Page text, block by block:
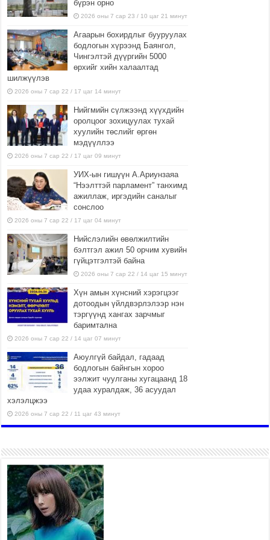
бүрэн орно
2026 оны 7 сар 23 / 10 цаг 21 минут
Агаарын бохирдлыг бууруулах
бодлогын хүрээнд Баянгол,
Чингэлтэй дүүргийн 5000
өрхийг хийн халаалтад
шилжүүлэв
2026 оны 7 сар 22 / 17 цаг 14 минут
Нийгмийн сүлжээнд хүүхдийн
оролцоог зохицуулах тухай
хуулийн төслийг өргөн
мэдүүллээ
2026 оны 7 сар 22 / 17 цаг 09 минут
УИХ-ын гишүүн А.Ариунзаяа
“Нээлттэй парламент” танхимд
ажиллаж, иргэдийн саналыг
сонслоо
2026 оны 7 сар 22 / 17 цаг 04 минут
Нийслэлийн өвөлжилтийн
бэлтгэл ажил 50 орчим хувийн
гүйцэтгэлтэй байна
2026 оны 7 сар 22 / 14 цаг 15 минут
Хүн амын хүнсний хэрэгцээг
дотоодын үйлдвэрлэлээр нэн
тэргүүнд хангах зарчмыг
баримтална
2026 оны 7 сар 22 / 14 цаг 07 минут
Аюулгүй байдал, гадаад
бодлогын байнгын хороо
ээлжит чуулганы хугацаанд 18
удаа хуралдаж, 36 асуудал
хэлэлцжээ
2026 оны 7 сар 22 / 11 цаг 43 минут
боломжтой-Хүүхэд хөгжүүлэх
төв” байгуулах төсөлд төр,
хувийн хэвшлийн түншлэлийн хүрээнд хамтран
ажиллахыг урьж байна
2026 оны 7 сар 22 / 9 цаг 28 минут
Б.Пүрэвдагва: “Урт цагаан”-ыг
залуучууд чөлөөт цагаа